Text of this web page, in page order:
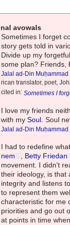
avowals
Sometimes I forget
story gets told in
Divide up my
some plan? Friends,
Jalal ad-Din Muḥammad
rican translator, poet,
cited in:Sometimes I
I love my friends
with mySoul . Soul
Jalal ad-Din Muḥammad
I had to redefine
nem
Betty Friedan
movement. I didn't
their ideology, is that
integrity and listens
to represent them
characteristic for me
priorities and go out
at points in time